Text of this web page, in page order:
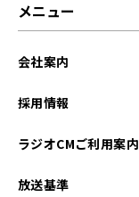
メニュー
会社案内
採用情報
ラジオCMご利用案内
放送基準